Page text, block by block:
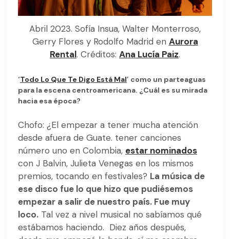
Abril 2023. Sofía Insua, Walter Monterroso,
Gerry Flores y Rodolfo Madrid en Aurora
Rental. Créditos: Ana Lucía Paiz.
‘Todo Lo Que Te Digo Está Mal’ como un parteaguas
para la escena centroamericana. ¿Cuál es su mirada
hacia esa época?
Chofo: ¿El empezar a tener mucha atención
desde afuera de Guate. tener canciones
número uno en Colombia, estar nominados
con J Balvin, Julieta Venegas en los mismos
premios, tocando en festivales? La música de
ese disco fue lo que hizo que pudiésemos
empezar a salir de nuestro país. Fue muy
loco. Tal vez a nivel musical no sabíamos qué
estábamos haciendo. Diez años después,